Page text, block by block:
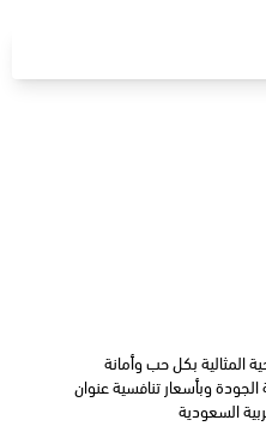
المثالية بكل حب وأمانة
وبأسعار تنافسية عنوان
السعودية